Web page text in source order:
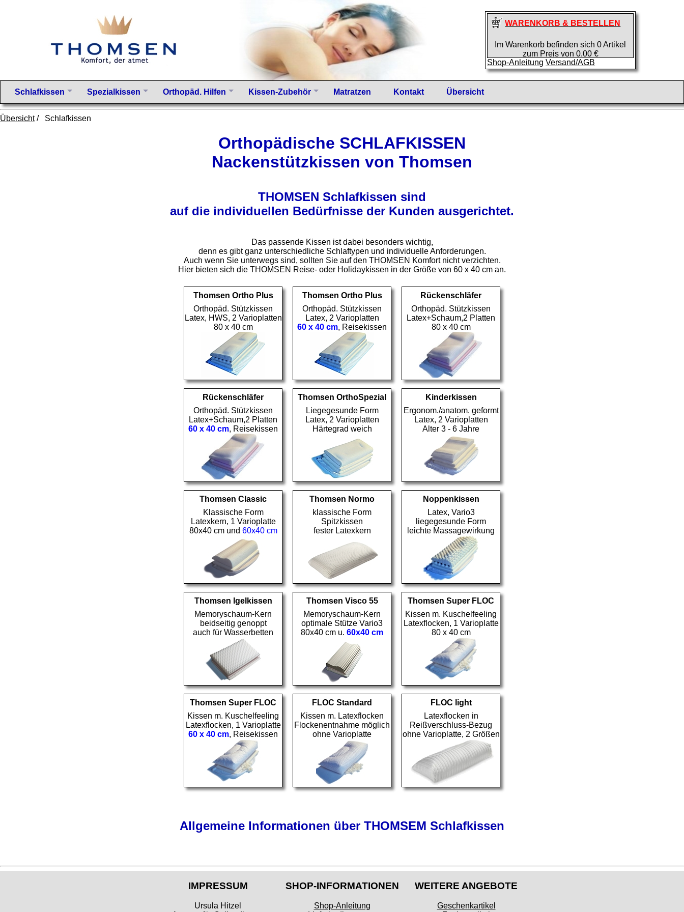
WARENKORB & BESTELLEN
Im Warenkorb befinden sich 0 Artikel
zum Preis von 0.00 €
Shop-Anleitung Versand/AGB
Schlafkissen Spezialkissen Orthopäd. Hilfen Kissen-Zubehör Matratzen Kontakt Übersicht
Übersicht/ Schlafkissen
Orthopädische SCHLAFKISSEN
Nackenstützkissen von Thomsen
THOMSEN Schlafkissen sind
auf die individuellen Bedürfnisse der Kunden ausgerichtet.
Das passende Kissen ist dabei besonders wichtig,
denn es gibt ganz unterschiedliche Schlaftypen und individuelle Anforderungen.
Auch wenn Sie unterwegs sind, sollten Sie auf den THOMSEN Komfort nicht verzichten.
Hier bieten sich die THOMSEN Reise- oder Holidaykissen in der Größe von 60 x 40 cm an.
Thomsen Ortho Plus
Orthopäd. Stützkissen
Latex, HWS, 2 Varioplatten
80 x 40 cm
Thomsen Ortho Plus
Orthopäd. Stützkissen
Latex, 2 Varioplatten
60 x 40 cm, Reisekissen
Rückenschläfer
Orthopäd. Stützkissen
Latex+Schaum,2 Platten
80 x 40 cm
Rückenschläfer
Orthopäd. Stützkissen
Latex+Schaum,2 Platten
60 x 40 cm, Reisekissen
Thomsen OrthoSpezial
Liegegesunde Form
Latex, 2 Varioplatten
Härtegrad weich
Kinderkissen
Ergonom./anatom. geformt
Latex, 2 Varioplatten
Alter 3 - 6 Jahre
Thomsen Classic
Klassische Form
Latexkern, 1 Varioplatte
80x40 cm und 60x40 cm
Thomsen Normo
klassische Form
Spitzkissen
fester Latexkern
Noppenkissen
Latex, Vario3
liegegesunde Form
leichte Massagewirkung
Thomsen Igelkissen
Memoryschaum-Kern
beidseitig genoppt
auch für Wasserbetten
Thomsen Visco 55
Memoryschaum-Kern
optimale Stütze Vario3
80x40 cm u. 60x40 cm
Thomsen Super FLOC
Kissen m. Kuschelfeeling
Latexflocken, 1 Varioplatte
80 x 40 cm
Thomsen Super FLOC
Kissen m. Kuschelfeeling
Latexflocken, 1 Varioplatte
60 x 40 cm, Reisekissen
FLOC Standard
Kissen m. Latexflocken
Flockenentnahme möglich
ohne Varioplatte
FLOC light
Latexflocken in
Reißverschluss-Bezug
ohne Varioplatte, 2 Größen
Allgemeine Informationen über THOMSEM Schlafkissen
IMPRESSUM
Ursula Hitzel
SHOP-INFORMATIONEN
Shop-Anleitung
WEITERE ANGEBOTE
Geschenkartikel